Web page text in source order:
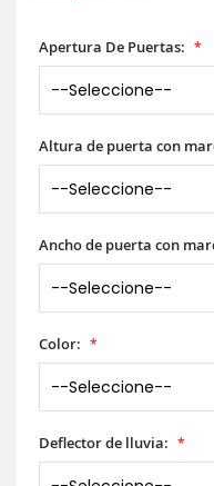
Apertura De Puertas:
Altura de puerta con
Ancho de puerta con
Color:
Deflector de lluvia: